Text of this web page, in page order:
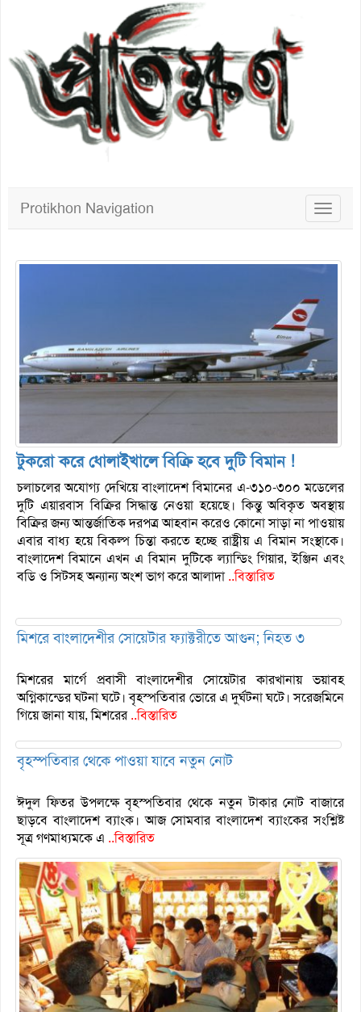
Toggle
Protikhon Navigation
টুকরো করে ধোলাইখালে বিক্রি হবে দুটি বিমান !
চলাচলের অযোগ্য দেখিয়ে বাংলাদেশ বিমানের এ-৩১০-৩০০ মডেলের
দুটি এয়ারবাস বিক্রির সিদ্ধান্ত নেওয়া হয়েছে। কিন্তু অবিকৃত অবস্থায়
বিক্রির জন্য আন্তর্জাতিক দরপত্র আহবান করেও কোনো সাড়া না পাওয়ায়
এবার বাধ্য হয়ে বিকল্প চিন্তা করতে হচ্ছে রাষ্ট্রীয় এ বিমান সংস্থাকে।
বাংলাদেশ বিমানে এখন এ বিমান দুটিকে ল্যান্ডিং গিয়ার, ইঞ্জিন এবং
বডি ও সিটসহ অন্যান্য অংশ ভাগ করে আলাদা..বিস্তারিত
মিশরে বাংলাদেশীর সোয়েটার ফ্যাক্টরীতে আগুন; নিহত ৩
মিশরের মার্গে প্রবাসী বাংলাদেশীর সোয়েটার কারখানায় ভয়াবহ
অগ্নিকান্ডের ঘটনা ঘটে। বৃহস্পতিবার ভোরে এ দুর্ঘটনা ঘটে। সরেজমিনে
গিয়ে জানা যায়, মিশরের..বিস্তারিত
বৃহস্পতিবার থেকে পাওয়া যাবে নতুন নোট
ঈদুল ফিতর উপলক্ষে বৃহস্পতিবার থেকে নতুন টাকার নোট বাজারে
ছাড়বে বাংলাদেশ ব্যাংক। আজ সোমবার বাংলাদেশ ব্যাংকের সংশ্লিষ্ট
সূত্র গণমাধ্যমকে এ ..বিস্তারিত